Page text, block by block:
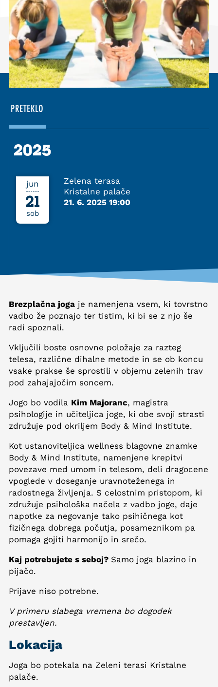
PRETEKLO
2025
2025
jun
21
sob
Zelena terasa
Kristalne palače
21. 6. 2025 19:00
Brezplačna joga je namenjena vsem, ki tovrstno
vadbo že poznajo ter tistim, ki bi se z njo še
radi spoznali.
Vključili boste osnovne položaje za razteg
telesa, različne dihalne metode in se ob koncu
vsake prakse še sprostili v objemu zelenih trav
pod zahajajočim soncem.
Jogo bo vodila Kim Majoranc, magistra
psihologije in učiteljica joge, ki obe svoji strasti
združuje pod okriljem Body & Mind Institute.
Kot ustanoviteljica wellness blagovne znamke
Body & Mind Institute, namenjene krepitvi
povezave med umom in telesom, deli dragocene
vpoglede v doseganje uravnoteženega in
radostnega življenja. S celostnim pristopom, ki
združuje psihološka načela z vadbo joge, daje
napotke za negovanje tako psihičnega kot
fizičnega dobrega počutja, posameznikom pa
pomaga gojiti harmonijo in srečo.
Kaj potrebujete s seboj? Samo joga blazino in
pijačo.
Prijave niso potrebne.
V primeru slabega vremena bo dogodek
prestavljen.
Lokacija
Joga bo potekala na Zeleni terasi Kristalne
palače.